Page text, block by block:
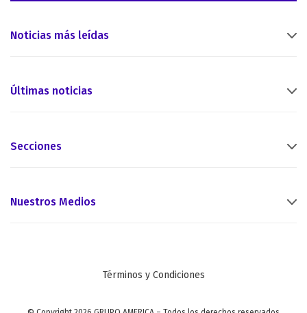
Noticias más leídas
Últimas noticias
Secciones
Nuestros Medios
Términos y Condiciones